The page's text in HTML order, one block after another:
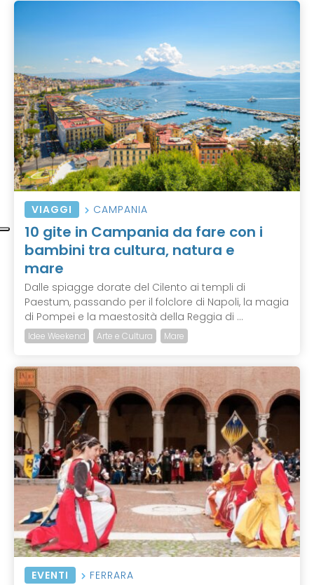
VIAGGI CAMPANIA
10 gite in Campania da fare con i
bambini tra cultura, natura e
mare
Dalle spiagge dorate del Cilento ai templi di
Paestum, passando per il folclore di Napoli, la magia
di Pompei e la maestosità della Reggia di ...
Idee Weekend Arte e Cultura Mare
EVENTI FERRARA